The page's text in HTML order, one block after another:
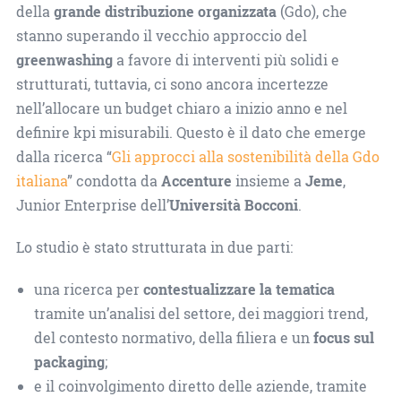
dellagrande distribuzione organizzata(Gdo), che
stanno superando il vecchio approccio del
greenwashinga favore di interventi più solidi e
strutturati, tuttavia, ci sono ancora incertezze
nell’allocare un budget chiaro a inizio anno e nel
definire kpi misurabili. Questo è il dato che emerge
dalla ricerca “Gli approcci alla sostenibilità della Gdo
italiana” condotta daAccenture insieme aJeme,
Junior Enterprise dell’Università Bocconi.
Lo studio è stato strutturata in due parti:
una ricerca per contestualizzare la tematica
tramite un’analisi del settore, dei maggiori trend,
del contesto normativo, della filiera e unfocus sul
packaging;
e il coinvolgimento diretto delle aziende, tramite